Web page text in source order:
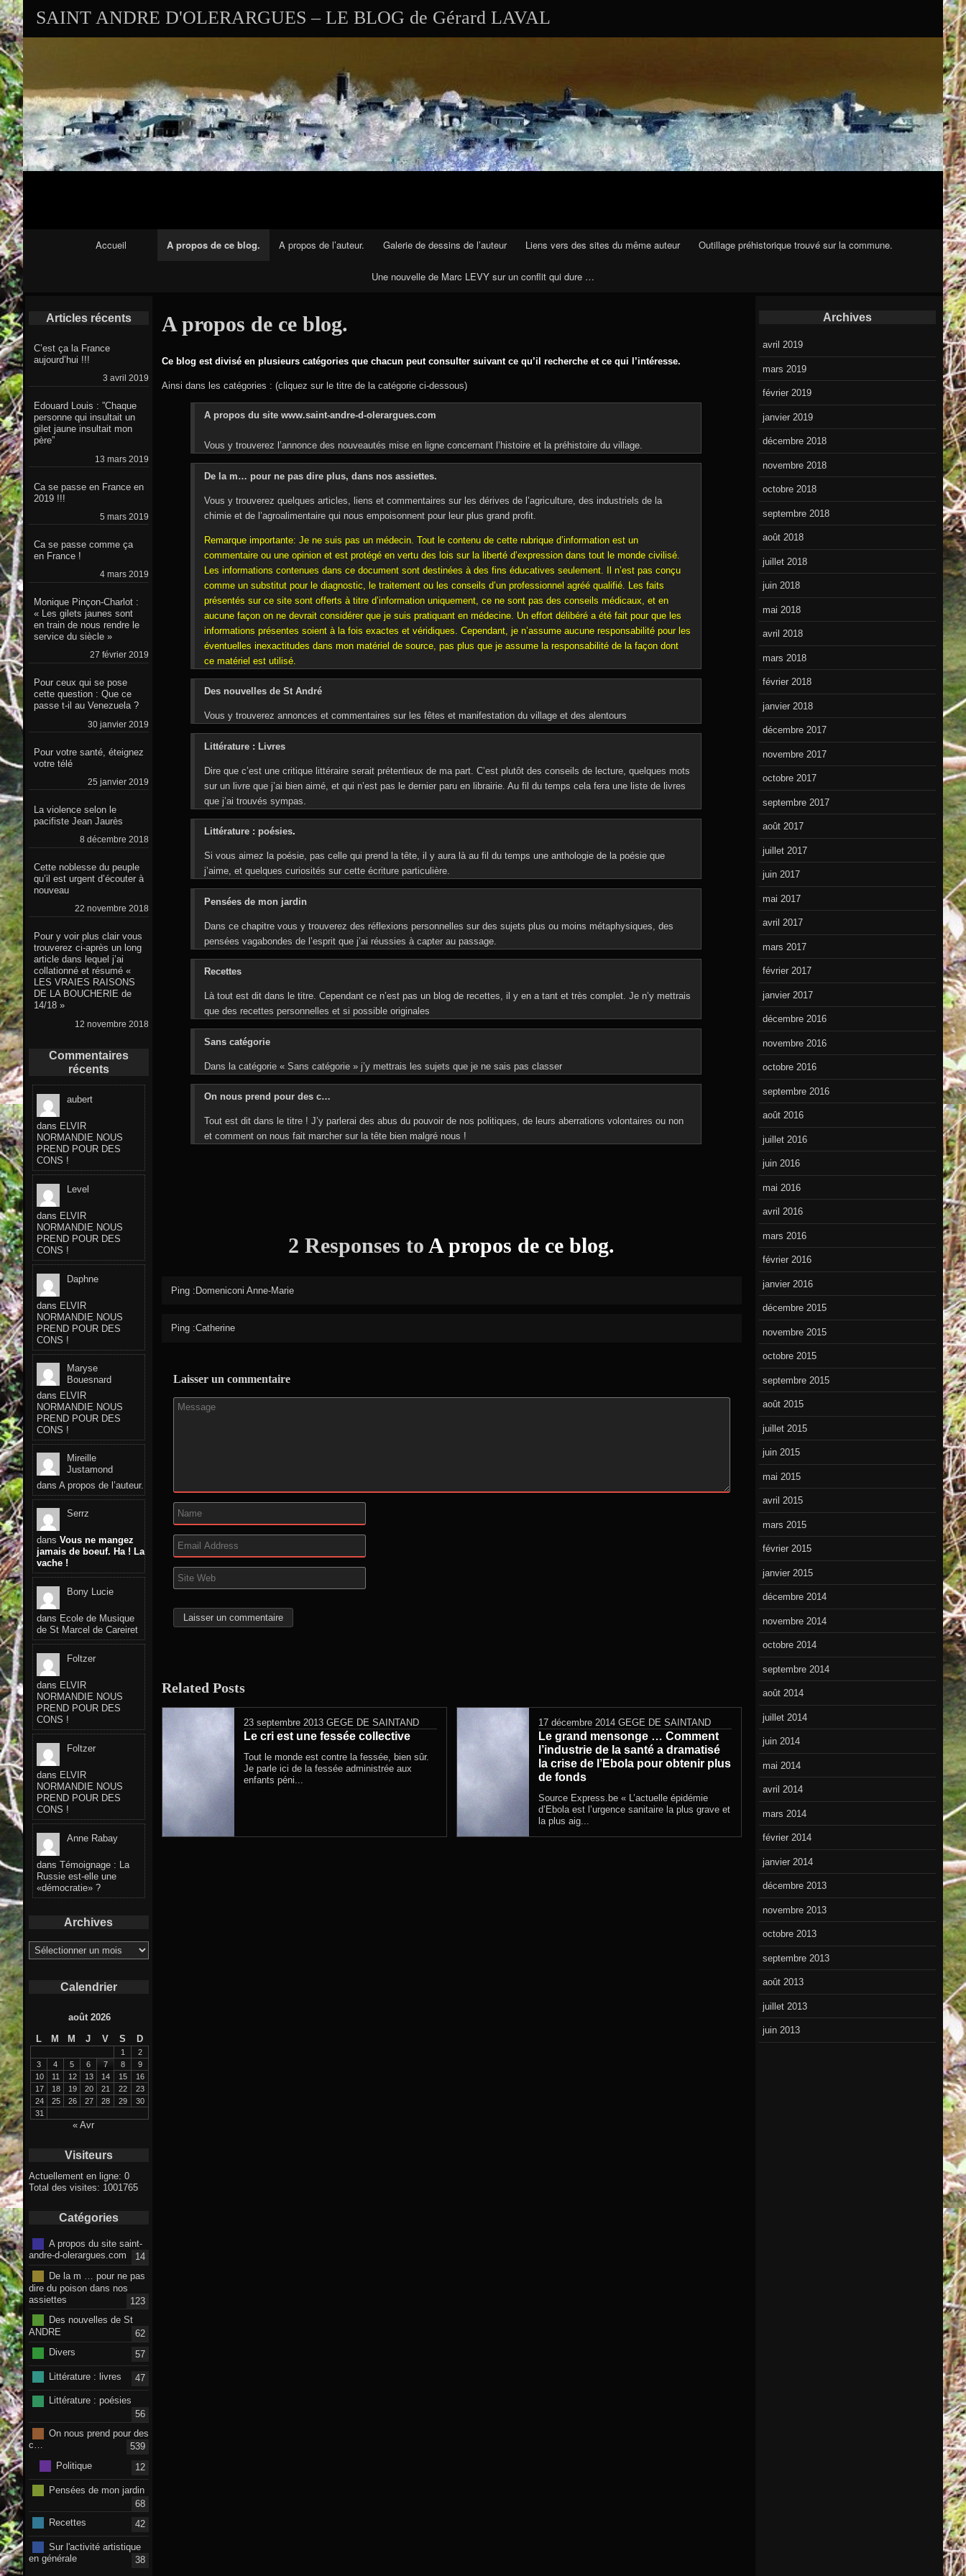
SAINT ANDRE D'OLERARGUES – LE BLOG de Gérard LAVAL
Navigation Principale
Accueil A propos de ce blog. A propos de l’auteur. Galerie de dessins de l’auteur Liens vers des sites du même auteur Outillage préhistorique trouvé sur la commune.
Une nouvelle de Marc LEVY sur un conflit qui dure …
A propos de ce blog.
Ce blog est divisé en plusieurs catégories que chacun peut consulter suivant ce qu’il recherche et ce qui l’intéresse.
Ainsi dans les catégories : (cliquez sur le titre de la catégorie ci-dessous)
A propos du site www.saint-andre-d-olerargues.com
Vous y trouverez l’annonce des nouveautés mise en ligne concernant l’histoire et la préhistoire du village.
De la m… pour ne pas dire plus, dans nos assiettes.
Vous y trouverez quelques articles, liens et commentaires sur les dérives de l’agriculture, des industriels de la
chimie et de l’agroalimentaire qui nous empoisonnent pour leur plus grand profit.
Remarque importante: Je ne suis pas un médecin. Tout le contenu de cette rubrique d’information est un
commentaire ou une opinion et est protégé en vertu des lois sur la liberté d’expression dans tout le monde civilisé.
Les informations contenues dans ce document sont destinées à des fins éducatives seulement. Il n’est pas conçu
comme un substitut pour le diagnostic, le traitement ou les conseils d’un professionnel agréé qualifié. Les faits
présentés sur ce site sont offerts à titre d’information uniquement, ce ne sont pas des conseils médicaux, et en
aucune façon on ne devrait considérer que je suis pratiquant en médecine. Un effort délibéré a été fait pour que les
informations présentes soient à la fois exactes et véridiques. Cependant, je n’assume aucune responsabilité pour les
éventuelles inexactitudes dans mon matériel de source, pas plus que je assume la responsabilité de la façon dont
ce matériel est utilisé.
Des nouvelles de St André
Vous y trouverez annonces et commentaires sur les fêtes et manifestation du village et des alentours
Littérature : Livres
Dire que c’est une critique littéraire serait prétentieux de ma part. C’est plutôt des conseils de lecture, quelques mots
sur un livre que j’ai bien aimé, et qui n’est pas le dernier paru en librairie. Au fil du temps cela fera une liste de livres
que j’ai trouvés sympas.
Littérature : poésies.
Si vous aimez la poésie, pas celle qui prend la tête, il y aura là au fil du temps une anthologie de la poésie que
j’aime, et quelques curiosités sur cette écriture particulière.
Pensées de mon jardin
Dans ce chapitre vous y trouverez des réflexions personnelles sur des sujets plus ou moins métaphysiques, des
pensées vagabondes de l’esprit que j’ai réussies à capter au passage.
Recettes
Là tout est dit dans le titre. Cependant ce n’est pas un blog de recettes, il y en a tant et très complet. Je n’y mettrais
que des recettes personnelles et si possible originales
Sans catégorie
Dans la catégorie « Sans catégorie » j’y mettrais les sujets que je ne sais pas classer
On nous prend pour des c…
Tout est dit dans le titre ! J’y parlerai des abus du pouvoir de nos politiques, de leurs aberrations volontaires ou non
et comment on nous fait marcher sur la tête bien malgré nous !
2 Responses toA propos de ce blog.
Ping : Domeniconi Anne-Marie
Ping :Catherine
Laisser un commentaire
Related Posts
23 septembre 2013 GEGE DE SAINTAND
Le cri est une fessée collective
Tout le monde est contre la fessée, bien sûr.
Je parle ici de la fessée administrée aux
enfants péni...
17 décembre 2014 GEGE DE SAINTAND
Le grand mensonge … Comment
l’industrie de la santé a dramatisé
la crise de l’Ebola pour obtenir plus
de fonds
Source Express.be « L’actuelle épidémie
d’Ebola est l’urgence sanitaire la plus grave et
la plus aig...
Archives
avril 2019
mars 2019
février 2019
janvier 2019
décembre 2018
novembre 2018
octobre 2018
septembre 2018
août 2018
juillet 2018
juin 2018
mai 2018
avril 2018
mars 2018
février 2018
janvier 2018
décembre 2017
novembre 2017
octobre 2017
septembre 2017
août 2017
juillet 2017
juin 2017
mai 2017
avril 2017
mars 2017
février 2017
janvier 2017
décembre 2016
novembre 2016
octobre 2016
septembre 2016
août 2016
juillet 2016
juin 2016
mai 2016
avril 2016
mars 2016
février 2016
janvier 2016
décembre 2015
novembre 2015
octobre 2015
septembre 2015
août 2015
juillet 2015
juin 2015
mai 2015
avril 2015
mars 2015
février 2015
janvier 2015
décembre 2014
novembre 2014
octobre 2014
septembre 2014
août 2014
juillet 2014
juin 2014
mai 2014
avril 2014
mars 2014
février 2014
janvier 2014
décembre 2013
novembre 2013
octobre 2013
septembre 2013
août 2013
juillet 2013
juin 2013
Articles récents
C’est ça la France
aujourd’hui !!!
3 avril 2019
Edouard Louis : ”Chaque
personne qui insultait un
gilet jaune insultait mon
père”
13 mars 2019
Ca se passe en France en
2019 !!!
5 mars 2019
Ca se passe comme ça
en France !
4 mars 2019
Monique Pinçon-Charlot :
« Les gilets jaunes sont
en train de nous rendre le
service du siècle »
27 février 2019
Pour ceux qui se pose
cette question : Que ce
passe t-il au Venezuela ?
30 janvier 2019
Pour votre santé, éteignez
votre télé
25 janvier 2019
La violence selon le
pacifiste Jean Jaurès
8 décembre 2018
Cette noblesse du peuple
qu’il est urgent d’écouter à
nouveau
22 novembre 2018
Pour y voir plus clair vous
trouverez ci-après un long
article dans lequel j’ai
collationné et résumé «
LES VRAIES RAISONS
DE LA BOUCHERIE de
14/18 »
12 novembre 2018
Commentaires
récents
aubert
dans ELVIR
NORMANDIE NOUS
PREND POUR DES
CONS !
Level
dans ELVIR
NORMANDIE NOUS
PREND POUR DES
CONS !
Daphne
dans ELVIR
NORMANDIE NOUS
PREND POUR DES
CONS !
Maryse
Bouesnard
dans ELVIR
NORMANDIE NOUS
PREND POUR DES
CONS !
Mireille
Justamond
dans A propos de l’auteur.
Serrz
dans Vous ne mangez
jamais de boeuf. Ha ! La
vache !
Bony Lucie
dans Ecole de Musique
de St Marcel de Careiret
Foltzer
dans ELVIR
NORMANDIE NOUS
PREND POUR DES
CONS !
Foltzer
dans ELVIR
NORMANDIE NOUS
PREND POUR DES
CONS !
Anne Rabay
dans Témoignage : La
Russie est-elle une
«démocratie» ?
Archives
Archives
Calendrier
août 2026
L
M M J V S D
1
2
3
4 5 6 7 8
9
10
11 12 13 14 15
16
17
18 19 20 21 22
23
24
25 26 27 28 29
30
31
« Avr
Visiteurs
Actuellement en ligne: 0
Total des visites: 1001765
Catégories
A propos du site saint-
andre-d-olerargues.com
14
De la m … pour ne pas
dire du poison dans nos
assiettes
123
Des nouvelles de St
ANDRE
62
Divers
57
Littérature : livres 47
Littérature : poésies
56
On nous prend pour des
c…
539
Politique
12
Pensées de mon jardin
68
Recettes
42
Sur l'activité artistique
en générale
38